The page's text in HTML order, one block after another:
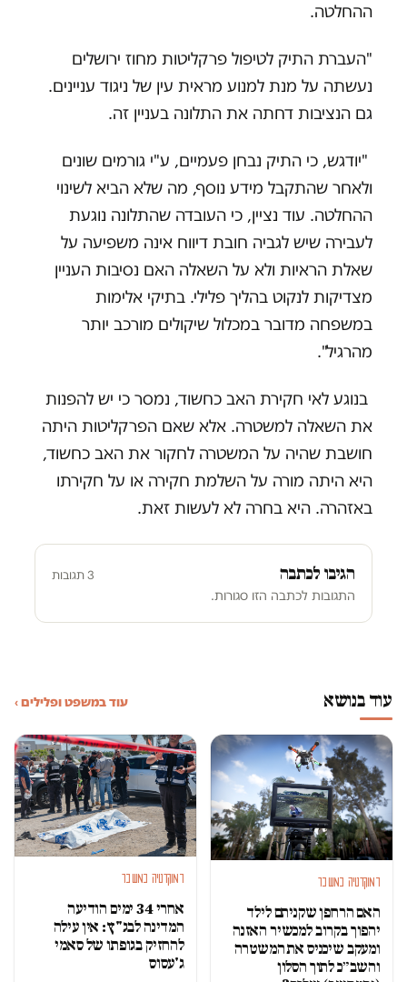
ההחלטה.
"העברת התיק לטיפול פרקליטות מחוז ירושלים
נעשתה על מנת למנוע מראית עין של ניגוד עניינים.
גם הנציבות דחתה את התלונה בעניין זה.
"יודגש, כי התיק נבחן פעמיים, ע"י גורמים שונים
ולאחר שהתקבל מידע נוסף, מה שלא הביא לשינוי
ההחלטה. עוד נציין, כי העובדה שהתלונה נוגעת
לעבירה שיש לגביה חובת דיווח אינה משפיעה על
שאלת הראיות ולא על השאלה האם נסיבות העניין
מצדיקות לנקוט בהליך פלילי. בתיקי אלימות
במשפחה מדובר במכלול שיקולים מורכב יותר
מהרגיל".
בנוגע לאי חקירת האב כחשוד, נמסר כי יש להפנות
את השאלה למשטרה. אלא שאם הפרקליטות היתה
חושבת שהיה על המשטרה לחקור את האב כחשוד,
היא היתה מורה על השלמת חקירה או על חקירתו
באזהרה. היא בחרה לא לעשות זאת.
הגיבו לכתבה 3 תגובות
התגובות לכתבה הזו סגורות.
עוד בנושא עוד במשפט ופלילים ›
דמוקרטיה במשבר
האם הרחפן שקניתם לילד
יהפוך בקרוב למכשיר האזנה
ומעקב שיכניס את המשטרה
והשב״כ לתוך הסלון
דמוקרטיה במשבר
אחרי 34 ימים הודיעה
המדינה לבג"ץ: אין עילה
להחזיק בגופתו של סאמי
ג'עסוס